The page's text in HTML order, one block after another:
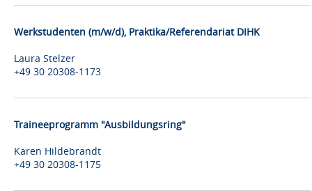
Werkstudenten (m/w/d), Praktika/Referendariat DIHK
Laura Stelzer
+49 30 20308-1173
Traineeprogramm "Ausbildungsring"
Karen Hildebrandt
+49 30 20308-1175